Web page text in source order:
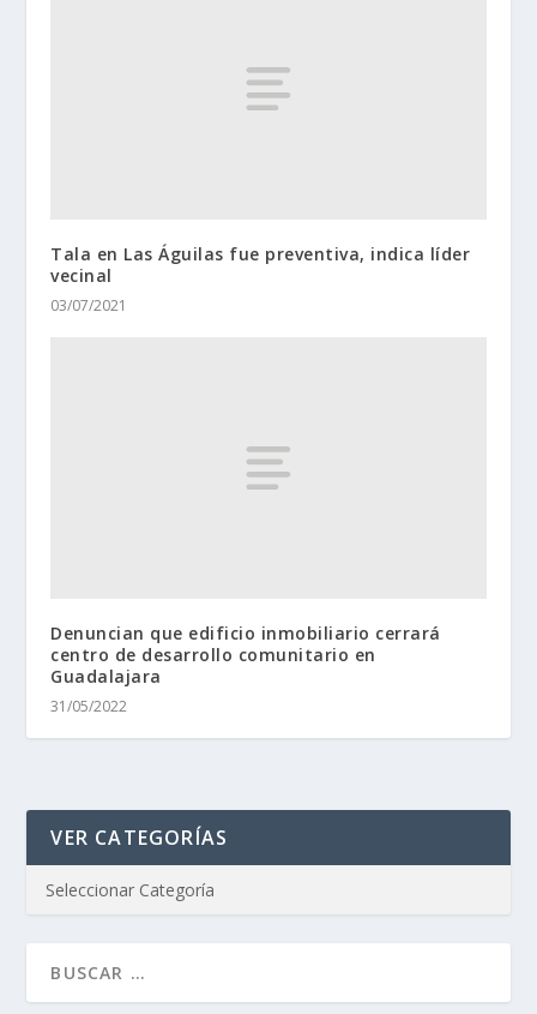
Tala en Las Águilas fue preventiva, indica líder
vecinal
03/07/2021
Denuncian que edificio inmobiliario cerrará
centro de desarrollo comunitario en
Guadalajara
31/05/2022
VER CATEGORÍAS